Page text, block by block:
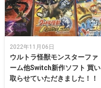
2022年11月06日
ウルトラ怪獣モンスターファ
ーム他Switch新作ソフト 買い
取らせていただきました！！